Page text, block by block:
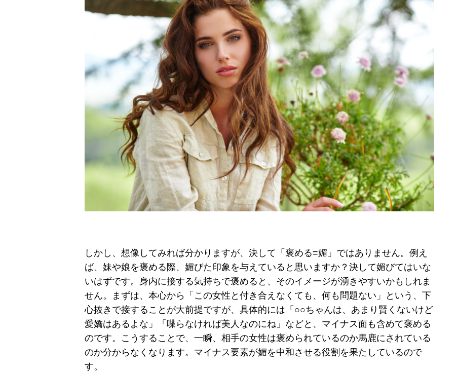
しかし、想像してみれば分かりますが、決して「褒める=媚」ではありません。例え
ば、妹や娘を褒める際、媚びた印象を与えていると思いますか？決して媚びてはいな
いはずです。身内に接する気持ちで褒めると、そのイメージが湧きやすいかもしれま
せん。まずは、本心から「この女性と付き合えなくても、何も問題ない」という、下
心抜きで接することが大前提ですが、具体的には「○○ちゃんは、あまり賢くないけど
愛嬌はあるよな」「喋らなければ美人なのにね」などと、マイナス面も含めて褒める
のです。こうすることで、一瞬、相手の女性は褒められているのか馬鹿にされている
のか分からなくなります。マイナス要素が媚を中和させる役割を果たしているので
す。